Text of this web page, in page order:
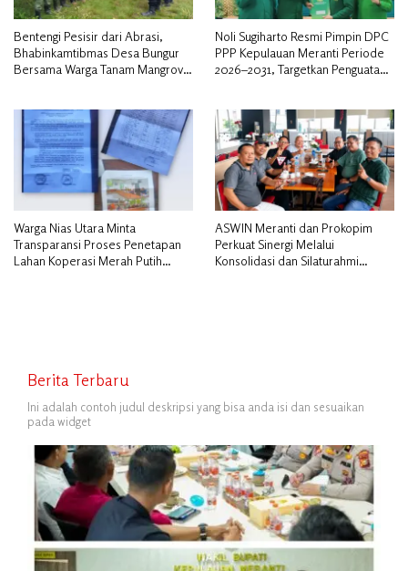
Bentengi Pesisir dari Abrasi,
Bhabinkamtibmas Desa Bungur
Bersama Warga Tanam Mangrove
Noli Sugiharto Resmi Pimpin DPC
PPP Kepulauan Meranti Periode
2026–2031, Targetkan Penguatan
Warga Nias Utara Minta
Transparansi Proses Penetapan
Lahan Koperasi Merah Putih
ASWIN Meranti dan Prokopim
Perkuat Sinergi Melalui
Konsolidasi dan Silaturahmi
Berita Terbaru
Ini adalah contoh judul deskripsi yang bisa anda isi dan sesuaikan
pada widget